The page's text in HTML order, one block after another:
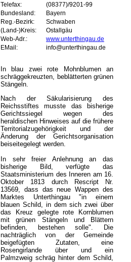
Telefax:
(08377)/9201-99
Bundesland:
Bayern
Reg.-Bezirk:
Schwaben
(Land-)Kreis:
Ostallgäu
Web-Adr.:
www.unterthingau.de
EMail:
info@unterthingau.de
In blau zwei rote Mohnblumen an
schräggekreuzten, beblätterten grünen
Stängeln.
Nach der Säkularisierung des
Reichsstiftes musste das bisherige
Gerichtssiegel wegen des
heraldischen Hinweises auf die frühere
Territorialzugehörigkeit und der
Änderung der Gerichtsorganisation
beiseitegelegt werden.
In sehr freier Anlehnung an das
bisherige Bild, verfügte das
Staatsministerium des Inneren am 16.
Oktober 1813 durch Rescript Nr.
13569, dass das neue Wappen des
Marktes Unterthingau "in einem
blauen Schild, in dem sich zwei über
das Kreuz gelegte rote Kornblumen
mit grünen Stängeln und Blättern
befinden, bestehen solle". Die
nachträglich von der Gemeinde
beigefügten Zutaten, eine
Rosengirlande über und ein
Palmzweig schräg hinter dem Schild,